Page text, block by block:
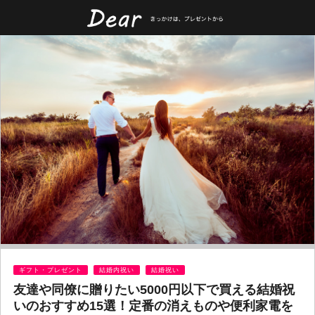
ギフト・プレゼント 結婚内祝い 結婚祝い
友達や同僚に贈りたい5000円以下で買える結婚祝
いのおすすめ15選！定番の消えものや便利家電を